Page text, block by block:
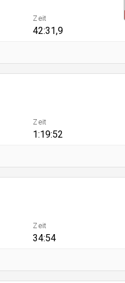
Zeit
42:31,9
Zeit
1:19:52
Zeit
34:54